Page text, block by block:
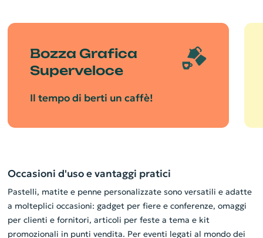
Bozza Grafica
Superveloce
Il tempo di berti un caffè!
Occasioni d'uso e vantaggi pratici
Pastelli, matite e penne personalizzate sono versatili e adatte
a molteplici occasioni: gadget per fiere e conferenze, omaggi
per clienti e fornitori, articoli per feste a tema e kit
promozionali in punti vendita. Per eventi legati al mondo dei